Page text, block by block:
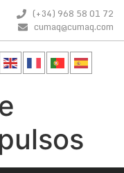
(+34) 968 58 01 72
cumaq@cumaq.com